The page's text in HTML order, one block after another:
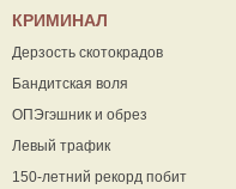
КРИМИНАЛ
Дерзость скотокрадов
Бандитская воля
ОПЭгэшник и обрез
Левый трафик
150-летний рекорд побит